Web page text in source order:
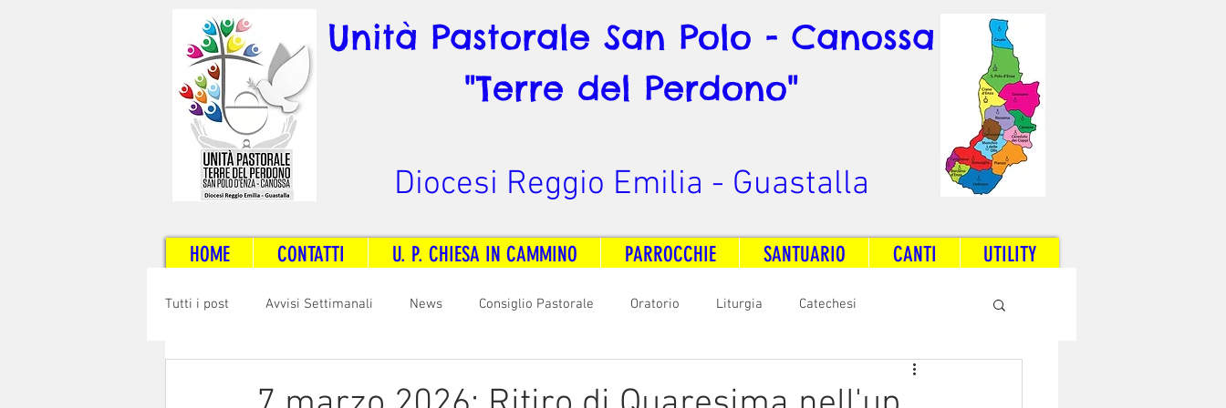
Unità Pastorale San Polo - Canossa
"Terre del Perdono"
Diocesi Reggio Emilia - Guastalla
HOME CONTATTI U. P. CHIESA IN CAMMINO PARROCCHIE SANTUARIO CANTI UTILITY
Tutti i post Avvisi Settimanali News Consiglio Pastorale Oratorio Liturgia Catechesi
Radio Dream Together